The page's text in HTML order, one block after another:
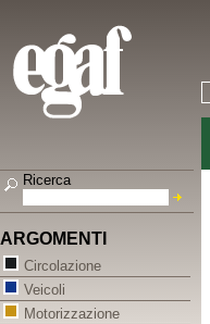
Ricerca
ARGOMENTI
Circolazione
Veicoli
Motorizzazione